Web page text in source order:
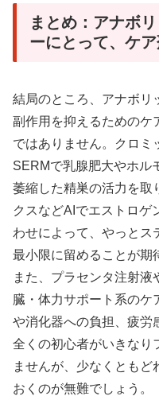
まとめ：アナボ
ーにとって、ケ
結局のところ、アナボリ
副作用を抑えるためのケ
ではありません。クロミ
SERMで乳腺肥大やホル
萎縮した精巣の活力を取
クスなどAIでエストロ
わせによって、やっとス
最小限に留めることが期
また、プラセンタ注射
臓・体力サポート系のケ
や消化器への負担、疲労
全くの初心者がいきなり
ませんが、少なくともど
おくのが無難でしょう。